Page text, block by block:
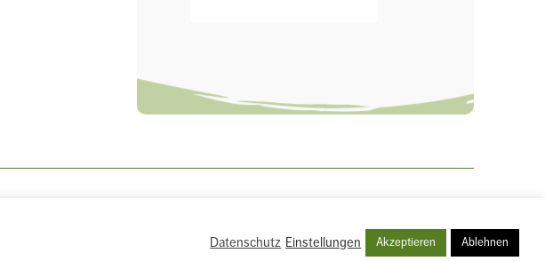
Datenschutz Einstellungen Akzeptieren Ablehnen